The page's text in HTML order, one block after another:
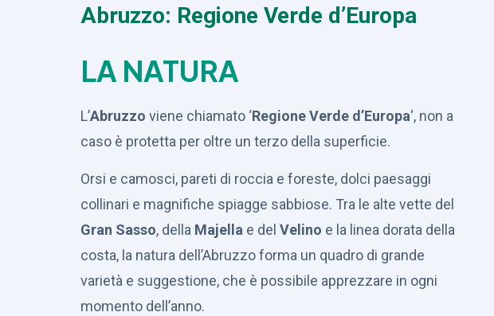
Abruzzo: Regione Verde d’Europa
LA NATURA
L’Abruzzo viene chiamato ‘Regione Verde d’Europa‘, non a
caso è protetta per oltre un terzo della superficie.
Orsi e camosci, pareti di roccia e foreste, dolci paesaggi
collinari e magnifiche spiagge sabbiose. Tra le alte vette del
Gran Sasso, dellaMajellae del Velino e la linea dorata della
costa, la natura dell’Abruzzo forma un quadro di grande
varietà e suggestione, che è possibile apprezzare in ogni
momento dell’anno.